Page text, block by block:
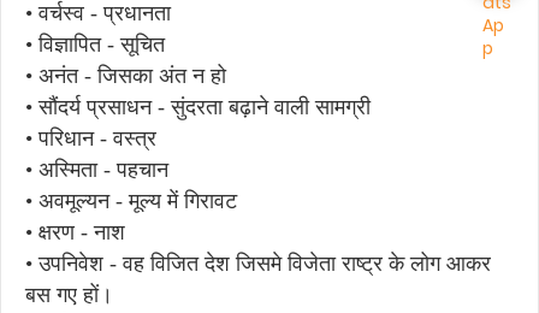
• वर्चस्व - प्रधानता
• विज्ञापित - सूचित
• अनंत - जिसका अंत न हो
• सौंदर्य प्रसाधन - सुंदरता बढ़ाने वाली सामग्री
• परिधान - वस्त्र
• अस्मिता - पहचान
• अवमूल्यन - मूल्य में गिरावट
• क्षरण - नाश
• उपनिवेश - वह विजित देश जिसमे विजेता राष्ट्र के लोग आकर
बस गए हों।